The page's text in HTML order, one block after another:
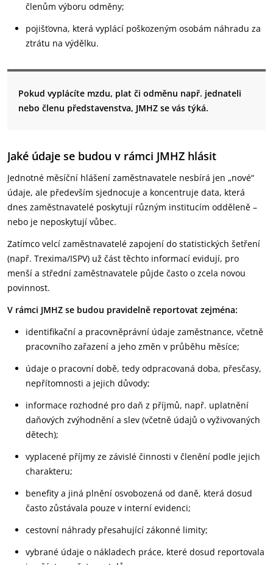
členům výboru odměny;
pojišťovna, která vyplácí poškozeným osobám náhradu za
ztrátu na výdělku.
Pokud vyplácíte mzdu, plat či odměnu např. jednateli
nebo členu představenstva, JMHZ se vás týká.
Jaké údaje se budou v rámci JMHZ hlásit
Jednotné měsíční hlášení zaměstnavatele nesbírá jen „nové“
údaje, ale především sjednocuje a koncentruje data, která
dnes zaměstnavatelé poskytují různým institucím odděleně –
nebo je neposkytují vůbec.
Zatímco velcí zaměstnavatelé zapojení do statistických šetření
(např. Trexima/ISPV) už část těchto informací evidují, pro
menší a střední zaměstnavatele půjde často o zcela novou
povinnost.
V rámci JMHZ se budou pravidelně reportovat zejména:
identifikační a pracovněprávní údaje zaměstnance, včetně
pracovního zařazení a jeho změn v průběhu měsíce;
údaje o pracovní době, tedy odpracovaná doba, přesčasy,
nepřítomnosti a jejich důvody;
informace rozhodné pro daň z příjmů, např. uplatnění
daňových zvýhodnění a slev (včetně údajů o vyživovaných
dětech);
vyplacené příjmy ze závislé činnosti v členění podle jejich
charakteru;
benefity a jiná plnění osvobozená od daně, která dosud
často zůstávala pouze v interní evidenci;
cestovní náhrady přesahující zákonné limity;
vybrané údaje o nákladech práce, které dosud reportovala